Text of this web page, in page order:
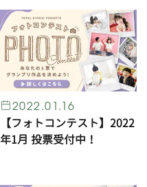
2022.01.16
【フォトコンテスト】2022
年1月 投票受付中！